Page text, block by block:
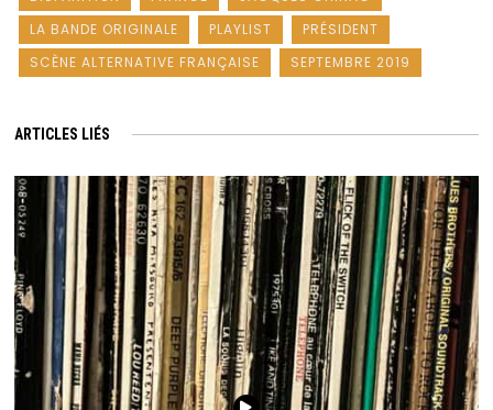
LA BANDE ORIGINALE
PLAYLIST
PRÉSIDENT
SCÈNE ALTERNATIVE FRANÇAISE
SEPTEMBRE 2019
ARTICLES LIÉS